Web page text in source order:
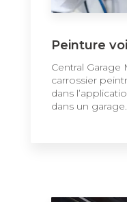
Peinture
Central
carrossier
dans
dans un